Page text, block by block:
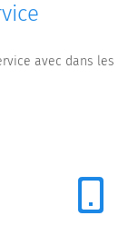
avec dans les